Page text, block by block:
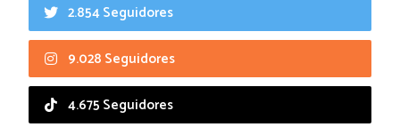
2.854 Seguidores
9.028 Seguidores
4.675 Seguidores